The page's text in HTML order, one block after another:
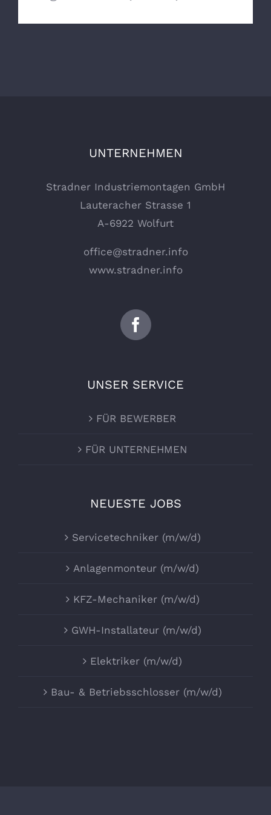
UNTERNEHMEN
Stradner Industriemontagen GmbH
Lauteracher Strasse 1
A-6922 Wolfurt
office@stradner.info
www.stradner.info
UNSER SERVICE
FÜR BEWERBER
FÜR UNTERNEHMEN
NEUESTE JOBS
Servicetechniker (m/w/d)
Anlagenmonteur (m/w/d)
KFZ-Mechaniker (m/w/d)
GWH-Installateur (m/w/d)
Elektriker (m/w/d)
Bau- & Betriebsschlosser (m/w/d)